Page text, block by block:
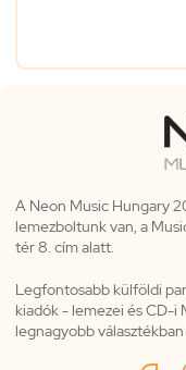
A Neon Music Hungary
lemezboltunk van, a
tér 8. cím alatt.
Legfontosabb külföldi
kiadók - lemezei és CD-i
legnagyobb